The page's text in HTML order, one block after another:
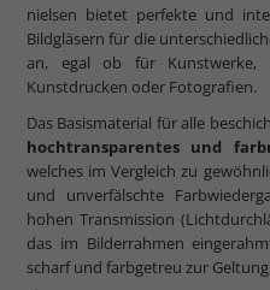
nielsen bietet perfekte und
Bildgläsern für die
an, egal ob für Kunstwerke,
Kunstdrucken oder Fotografien.
Das Basismaterial für alle
hochtransparentes und
welches im Vergleich zu
und unverfälschte
hohen Transmission
das im Bilderrahmen
scharf und farbgetreu zur